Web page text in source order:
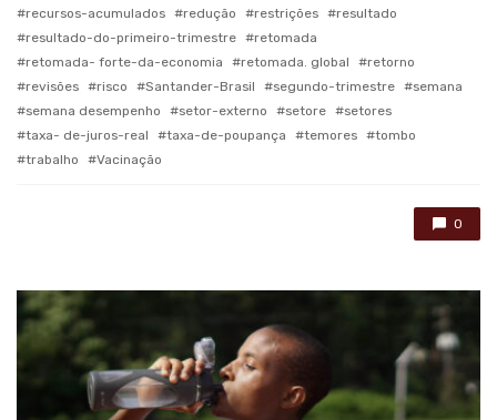
recursos-acumulados
redução restrições
resultado
resultado-do-primeiro-trimestre
retomada
retomada- forte-da-economia
retomada. global
retorno
revisões
risco Santander-Brasil segundo-trimestre
semana
semana desempenho
setor-externo setore
setores
taxa- de-juros-real
taxa-de-poupança temores
tombo
trabalho
Vacinação
0